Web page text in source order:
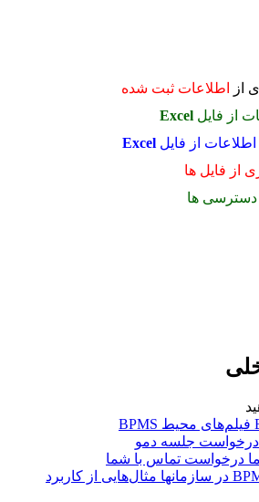
از
اطلاعات ثبت شده
از فایل Excel
از فایل Excel
از فایل ها
دسترسی ها
فیلم‌های محیط BPMS
درخواست جلسه دمو
درخواست تماس با شما
مثال‌هایی از کاربرد